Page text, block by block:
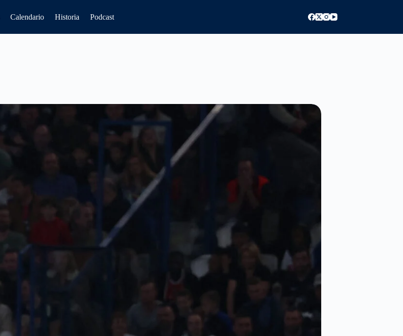
Calendario Historia Podcast